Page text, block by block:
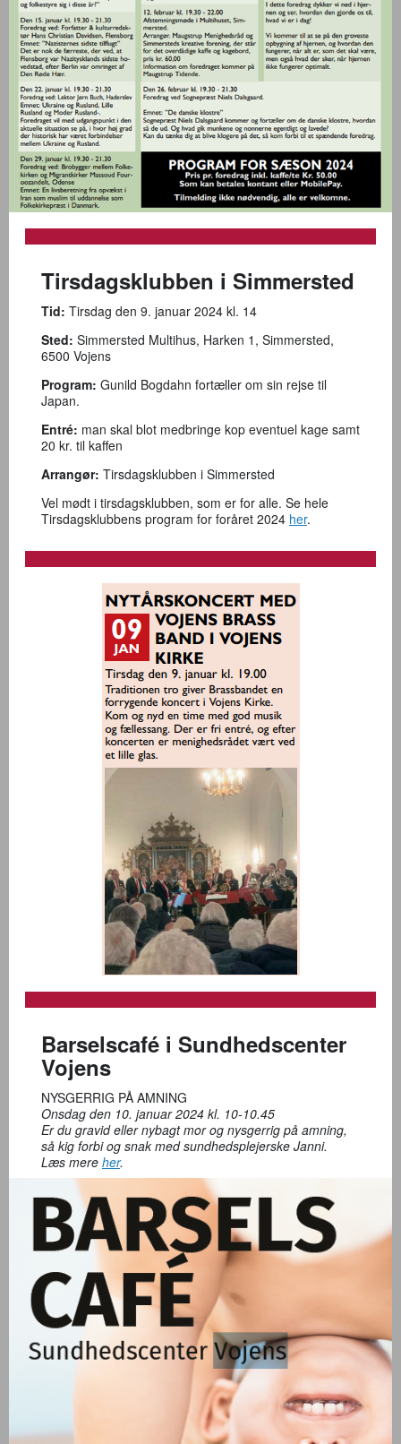
Tirsdagsklubben i Simmersted
Tid: Tirsdag den 9. januar 2024 kl. 14
Sted: Simmersted Multihus, Harken 1, Simmersted,
6500 Vojens
Program: Gunild Bogdahn fortæller om sin rejse til
Japan.
Entré: man skal blot medbringe kop eventuel kage samt
20 kr. til kaffen
Arrangør: Tirsdagsklubben i Simmersted
Vel mødt i tirsdagsklubben, som er for alle. Se hele
Tirsdagsklubbens program for foråret 2024 her.
Barselscafé i Sundhedscenter
Vojens
NYSGERRIG PÅ AMNING
Onsdag den 10. januar 2024 kl. 10-10.45
Er du gravid eller nybagt mor og nysgerrig på amning,
så kig forbi og snak med sundhedsplejerske Janni.
Læs mere her.